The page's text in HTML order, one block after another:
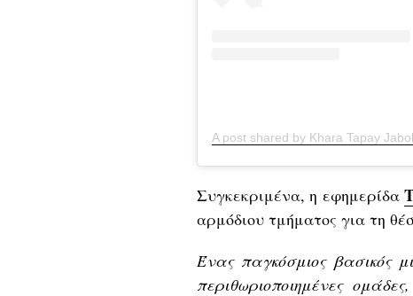
A post shared by Khara Tapay
Συγκεκριμένα, η εφημερίδα
αρμόδιου τμήματος για τη
Ένας παγκόσμιος βασικός
περιθωριοποιημένες